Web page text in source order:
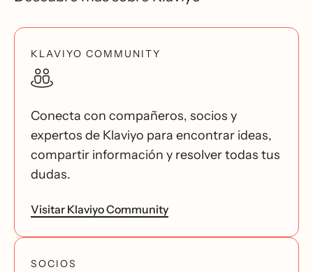
KLAVIYO COMMUNITY
Conecta con compañeros, socios y
expertos de Klaviyo para encontrar ideas,
compartir información y resolver todas tus
dudas.
Visitar Klaviyo Community
SOCIOS